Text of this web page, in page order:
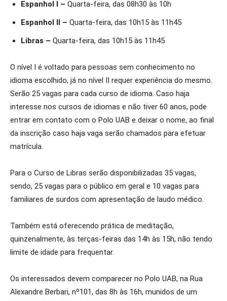
Espanhol I – Quarta-feira, das 08h30 às 10h
Espanhol II – Quarta-feira, das 10h15 às 11h45
Libras – Quarta-feira, das 10h15 às 11h45
O nível I é voltado para pessoas sem conhecimento no
idioma escolhido, já no nível II requer experiência do mesmo.
Serão 25 vagas para cada curso de idioma. Caso haja
interesse nos cursos de idiomas e não tiver 60 anos, pode
entrar em contato com o Polo UAB e deixar o nome, ao final
da inscrição caso haja vaga serão chamados para efetuar
matrícula.
Para o Curso de Libras serão disponibilizadas 35 vagas,
sendo, 25 vagas para o público em geral e 10 vagas para
familiares de surdos com apresentação de laudo médico.
Também está oferecendo prática de meditação,
quinzenalmente, às terças-feiras das 14h às 15h, não tendo
limite de idade para frequentar.
Os interessados devem comparecer no Polo UAB, na Rua
Alexandre Berbari, nº101, das 8h às 16h, munidos de um